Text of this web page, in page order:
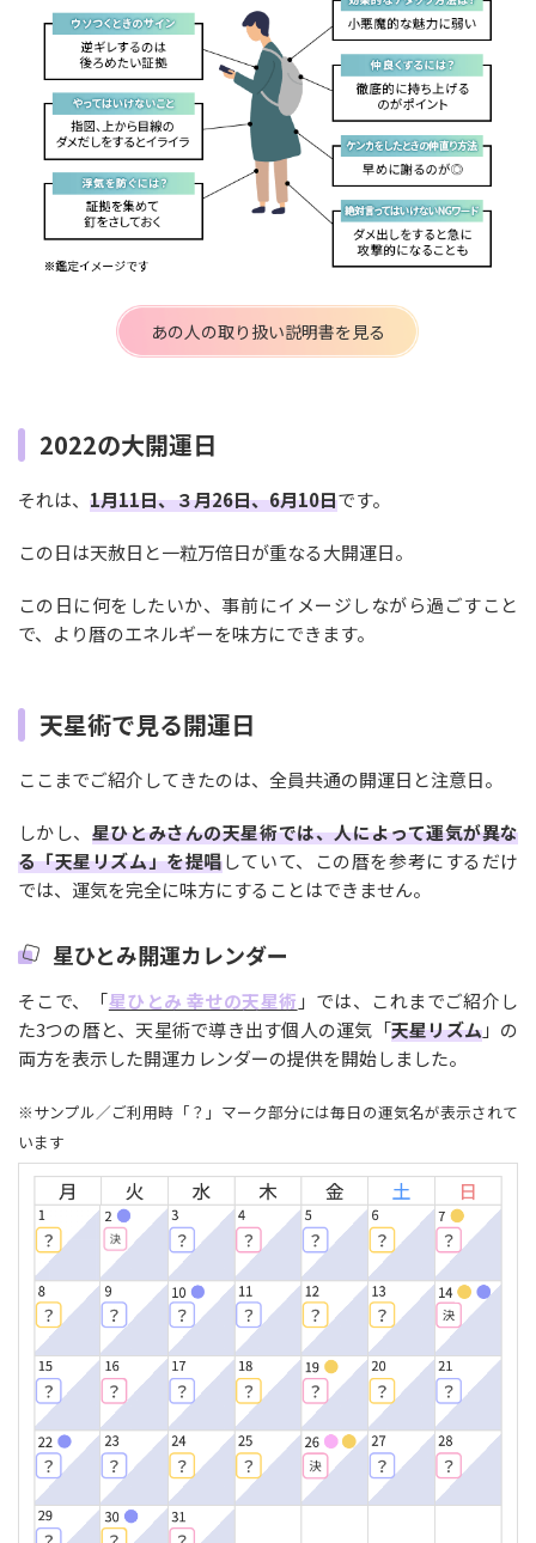
あの人の取り扱い説明書を見る
2022の大開運日
それは、 1月11日、３月26日、6月10日です。
この日は天赦日と一粒万倍日が重なる大開運日。
この日に何をしたいか、事前にイメージしながら過ごすこと
で、より暦のエネルギーを味方にできます。
天星術で見る開運日
ここまでご紹介してきたのは、全員共通の開運日と注意日。
しかし、 星ひとみさんの天星術では、人によって運気が異な
る「天星リズム」を提唱していて、この暦を参考にするだけ
では、運気を完全に味方にすることはできません。
星ひとみ開運カレンダー
そこで、「星ひとみ 幸せの天星術 」では、これまでご紹介し
た3つの暦と、天星術で導き出す個人の運気「天星リズム」の
両方を表示した開運カレンダーの提供を開始しました。
※サンプル／ご利用時「？」マーク部分には毎日の運気名が表示されて
います